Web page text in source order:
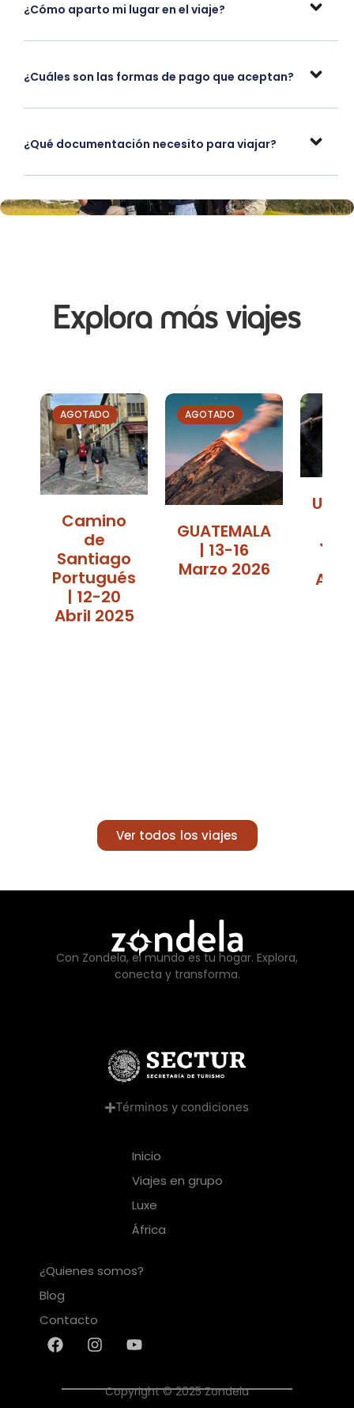
¿Cómo aparto mi lugar en el viaje?
¿Cuáles son las formas de pago que aceptan?
¿Qué documentación necesito para viajar?
Explora más viajes
AGOTADO
Camino
de
Santiago
Portugués
| 12-20
Abril 2025
AGOTADO
GUATEMALA
| 13-16
Marzo 2026
Ver todos los viajes
Con Zondela, el mundo es tu hogar. Explora,
conecta y transforma.
Términos y condiciones
Inicio
Viajes en grupo
Luxe
África
¿Quienes somos?
Blog
Contacto
Copyright © 2025 Zondela